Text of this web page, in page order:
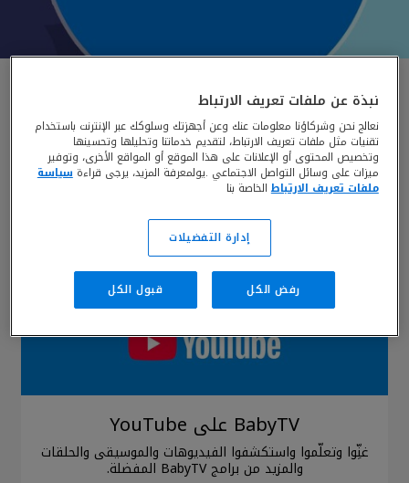
أحدث الفيديوهات على يوتيوب
BabyTV على YouTube
غنِّوا وتعلّموا واستكشفوا الفيديوهات والموسيقى والحلقات
والمزيد من برامج BabyTV المفضلة.
نبذة عن ملفات تعريف الارتباط
نعالج نحن وشركاؤنا معلومات عنك وعن أجهزتك وسلوكك عبر الإنترنت باستخدام
تقنيات مثل ملفات تعريف الارتباط، لتقديم خدماتنا وتحليلها وتحسينها
وتخصيص المحتوى أو الإعلانات على هذا الموقع أو المواقع الأخرى، وتوفير
ميزات على وسائل التواصل الاجتماعي .يولمعرفة المزيد، يرجى قراءةسياسة
ملفات تعريف الارتباطالخاصة بنا
إدارة التفضيلات
رفض الكل قبول الكل